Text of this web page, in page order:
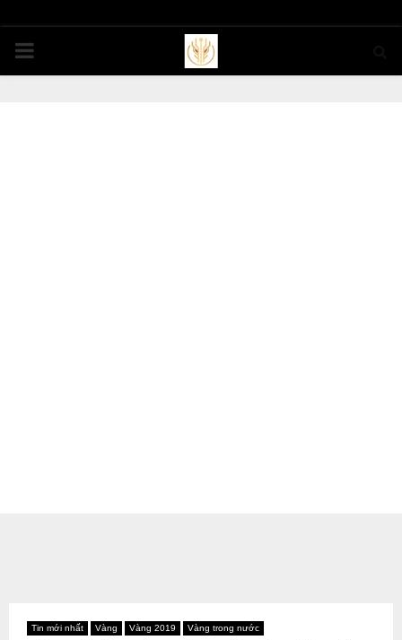
PRIMARY
Tin mới nhất Vàng Vàng 2019 Vàng trong nước